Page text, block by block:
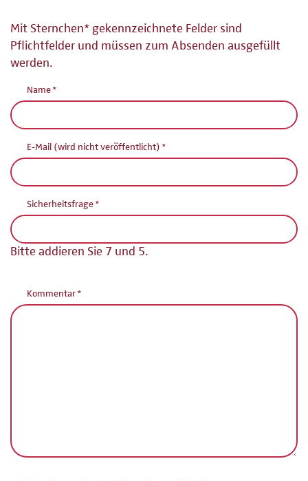
Mit Sternchen* gekennzeichnete Felder sind
Pflichtfelder und müssen zum Absenden ausgefüllt
werden.
Pflichtfeld
Name*
Pflichtfeld
E-Mail (wird nicht veröffentlicht) *
Pflichtfeld
Sicherheitsfrage*
Bitte addieren Sie 7 und 5.
Pflichtfeld
Kommentar*